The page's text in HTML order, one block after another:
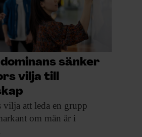
sänker
vilja till
vilja att leda en grupp
om män är i